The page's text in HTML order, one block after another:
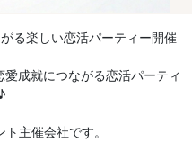
楽しい恋活パーティー開催
成就につながる恋活パーティ
主催会社です。